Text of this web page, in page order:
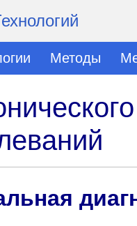
Методы